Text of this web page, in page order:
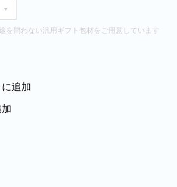
を問わない汎用ギフト包材をご用意しています
追加